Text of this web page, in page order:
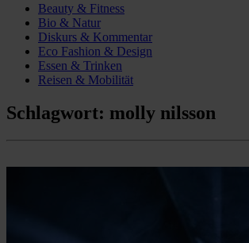
Beauty & Fitness
Bio & Natur
Diskurs & Kommentar
Eco Fashion & Design
Essen & Trinken
Reisen & Mobilität
Schlagwort: molly nilsson